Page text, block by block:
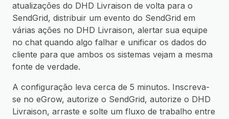
atualizações do DHD Livraison de volta para o
SendGrid, distribuir um evento do SendGrid em
várias ações no DHD Livraison, alertar sua equipe
no chat quando algo falhar e unificar os dados do
cliente para que ambos os sistemas vejam a mesma
fonte de verdade.
A configuração leva cerca de 5 minutos. Inscreva-
se no eGrow, autorize o SendGrid, autorize o DHD
Livraison, arraste e solte um fluxo de trabalho entre